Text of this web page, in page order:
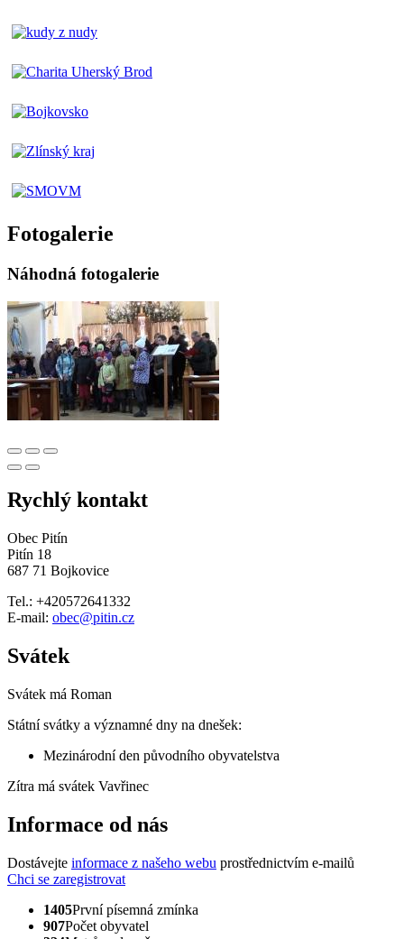
Fotogalerie
Náhodná fotogalerie
Rychlý kontakt
Obec Pitín
Pitín 18
687 71 Bojkovice
Tel.: +420572641332
E-mail: obec@pitin.cz
Svátek
Svátek má Roman
Státní svátky a významné dny na dnešek:
Mezinárodní den původního obyvatelstva
Zítra má svátek Vavřinec
Informace od nás
Dostávejte informace z našeho webu prostřednictvím e-mailů
Chci se zaregistrovat
1405První písemná zmínka
907Počet obyvatel